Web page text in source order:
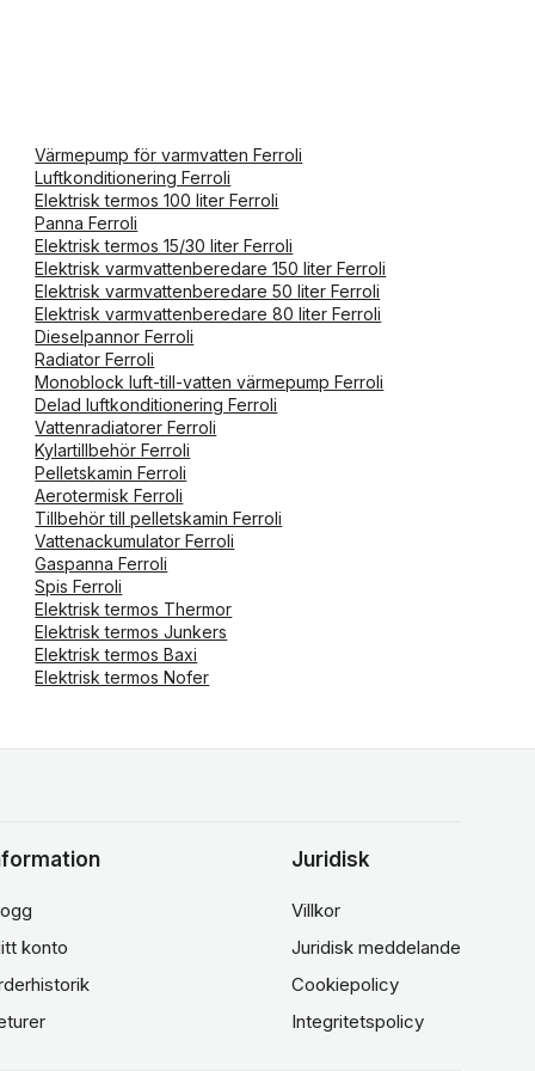
Värmepump för varmvatten Ferroli
Luftkonditionering Ferroli
Elektrisk termos 100 liter Ferroli
Panna Ferroli
Elektrisk termos 15/30 liter Ferroli
Elektrisk varmvattenberedare 150 liter Ferroli
Elektrisk varmvattenberedare 50 liter Ferroli
Elektrisk varmvattenberedare 80 liter Ferroli
Dieselpannor Ferroli
Radiator Ferroli
Monoblock luft-till-vatten värmepump Ferroli
Delad luftkonditionering Ferroli
Vattenradiatorer Ferroli
Kylartillbehör Ferroli
Pelletskamin Ferroli
Aerotermisk Ferroli
Tillbehör till pelletskamin Ferroli
Vattenackumulator Ferroli
Gaspanna Ferroli
Spis Ferroli
Elektrisk termos Thermor
Elektrisk termos Junkers
Elektrisk termos Baxi
Elektrisk termos Nofer
konto
Juridisk
Villkor
Juridisk meddelande
Cookiepolicy
Integritetspolicy